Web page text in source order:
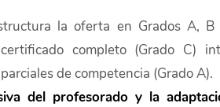
la oferta en Grados A,
completo (Grado C)
de competencia (Grado A).
del profesorado y la